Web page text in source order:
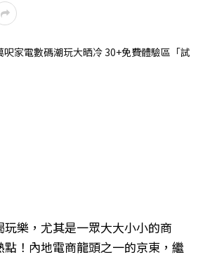
樂，尤其是一眾大大小小的商
！內地電商龍頭之一的京東，繼